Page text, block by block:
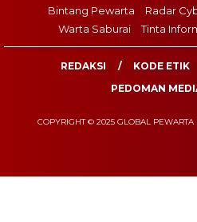
Bintang Pewarta
Radar
Warta Saburai
Tinta
REDAKSI KODE ETIK
PEDOMAN
COPYRIGHT © 2025 GLOBAL PEWARTA